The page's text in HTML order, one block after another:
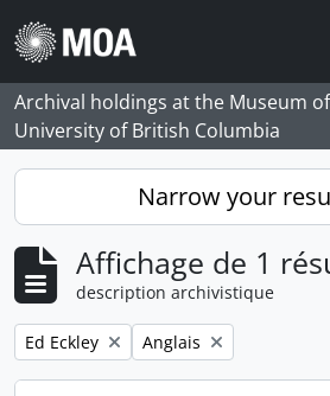
Skip to main content
Archival holdings at the Museum
University of British Columbia
Narrow your
Affichage de 1
description archivistique
Remove filter:
Ed Eckley Remove filter:
Anglais